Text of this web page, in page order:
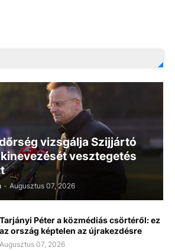
vizsgálja Szijjártó
vesztegetés
- Augusztus 07, 2026
Tarjányi Péter a közmédiás csörtéről: ez
az ország képtelen az újrakezdésre
Augusztus 07, 2026